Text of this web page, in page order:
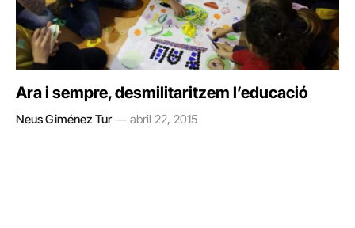
Ara i sempre, desmilitaritzem l’educació
Neus Giménez Tur abril 22, 2015